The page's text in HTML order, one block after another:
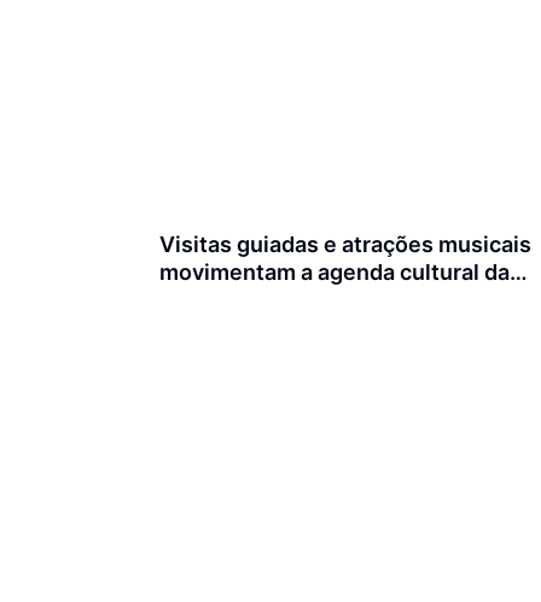
Visitas guiadas e atrações musicais
movimentam a agenda cultural da